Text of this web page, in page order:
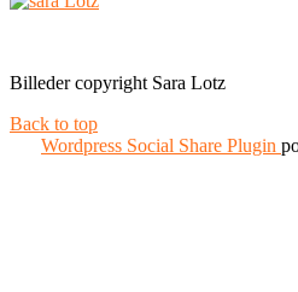
Billeder copyright Sara Lotz
Back to top
Wordpress Social Share Plugin